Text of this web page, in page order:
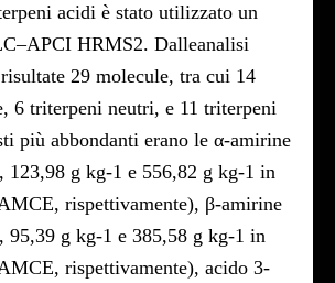
acidi è stato utilizzato un
HRMS2. Dalleanalisi
29 molecule, tra cui 14
6 triterpeni neutri, e 11 triterpeni
più abbondanti erano le α-amirine
123,98 g kg-1 e 556,82 g kg-1 in
rispettivamente), β-amirine
95,39 g kg-1 e 385,58 g kg-1 in
rispettivamente), acido 3-